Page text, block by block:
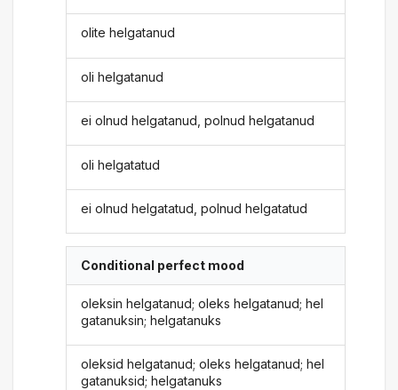
olite helgatanud
oli helgatanud
ei olnud helgatanud, polnud helgatanud
oli helgatatud
ei olnud helgatatud, polnud helgatatud
Conditional perfect mood
oleksin helgatanud; oleks helgatanud; hel
gatanuksin; helgatanuks
oleksid helgatanud; oleks helgatanud; hel
gatanuksid; helgatanuks